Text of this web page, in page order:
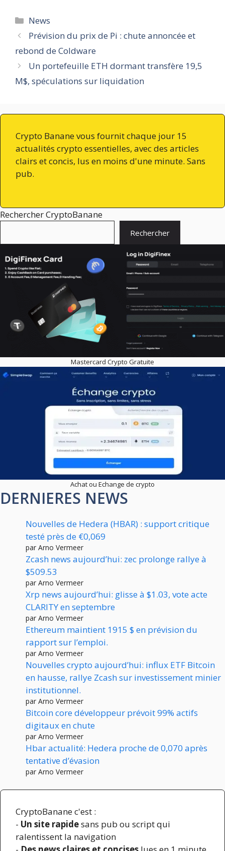
Catégories
News
Prévision du prix de Pi : chute annoncée et
rebond de Coldware
Un portefeuille ETH dormant transfère 19,5
M$, spéculations sur liquidation
Crypto Banane vous fournit chaque jour 15
actualités crypto essentielles, avec des articles
clairs et concis, lus en moins d'une minute. Sans
pub.
Rechercher CryptoBanane
Rechercher
Mastercard Crypto Gratuite
Achat ou Echange de crypto
DERNIERES NEWS
Nouvelles de Hedera (HBAR) : support critique
testé près de €0,069
par Arno Vermeer
Zcash news aujourd’hui: zec prolonge rallye à
$509.53
par Arno Vermeer
Xrp news aujourd’hui: glisse à $1.03, vote acte
CLARITY en septembre
par Arno Vermeer
Ethereum maintient 1915 $ en prévision du
rapport sur l’emploi.
par Arno Vermeer
Nouvelles crypto aujourd’hui: influx ETF Bitcoin
en hausse, rallye Zcash sur investissement minier
institutionnel.
par Arno Vermeer
Bitcoin core développeur prévoit 99% actifs
digitaux en chute
par Arno Vermeer
Hbar actualité: Hedera proche de 0,070 après
tentative d’évasion
par Arno Vermeer
CryptoBanane c'est :
- Un site rapidesans pub ou script qui
ralentissent la navigation